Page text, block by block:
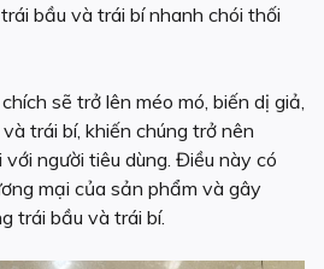
bầu và trái bí nhanh chói thối
sẽ trở lên méo mó, biến dị giả,
trái bí, khiến chúng trở nên
người tiêu dùng. Điều này có
mại của sản phẩm và gây
trái bầu và trái bí.